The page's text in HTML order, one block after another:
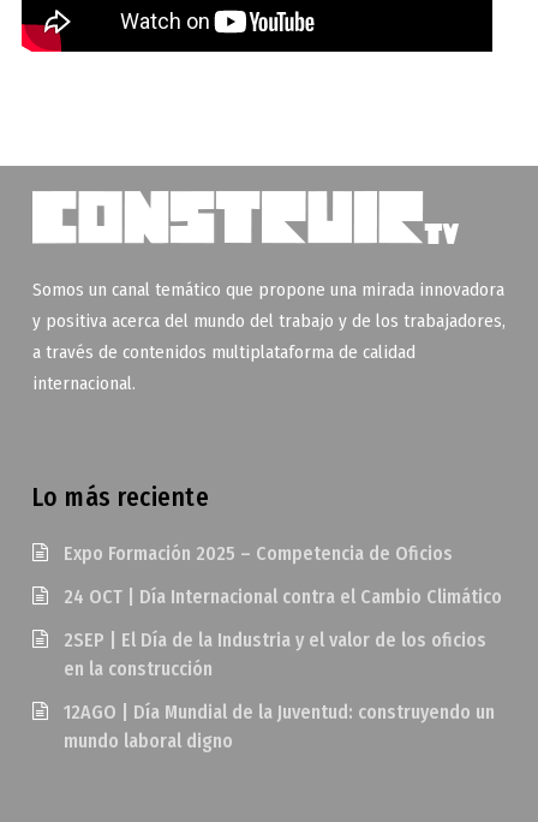
Somos un canal temático que propone una mirada innovadora
y positiva acerca del mundo del trabajo y de los trabajadores,
a través de contenidos multiplataforma de calidad
internacional.
Lo más reciente
Expo Formación 2025 – Competencia de Oficios
24 OCT | Día Internacional contra el Cambio Climático
2SEP | El Día de la Industria y el valor de los oficios
en la construcción
12AGO | Día Mundial de la Juventud: construyendo un
mundo laboral digno